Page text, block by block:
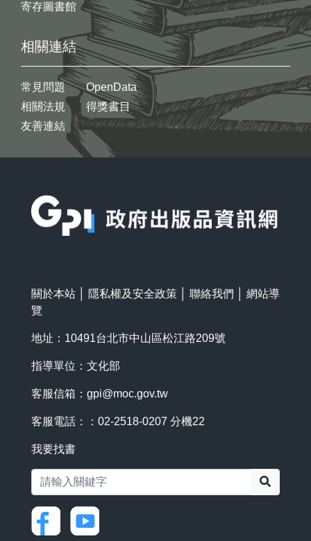
寄存圖書館
相關連結
常見問題
相關法規
友善連結
OpenData
得獎書目
關於本站 隱私權及安全政策 聯絡我們
網站導
覽
地址：10491台北市中山區松江路209號
指導單位：文化部
客服信箱： gpi@moc.gov.tw
客服電話：：02-2518-0207 分機22
我要找書